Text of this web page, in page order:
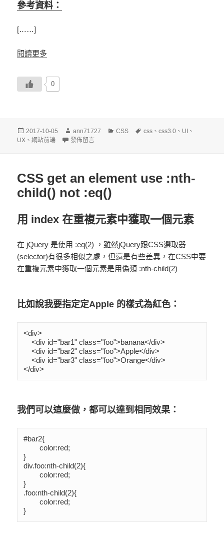
參考資料：
[……]
閱讀更多
0
發
佈
2017-10-05
作
者
ann71727
分
CSS
標
css 、css3.0 、 UI 、
UX 、網站前端 在〈CSS Calc運算〉
發佈留言
CSS get an element use :nth-
child() not :eq()
用 index 在重複元素中獲取一個元素
在 jQuery 是使用 :eq(2) ，雖然jQuery跟CSS選取器
(selector)有很多相似之處，但還是有些差異，在CSS中要
在重複元素中獲取一個元素是用偽類 :nth-child(2)
比如說我要指定定Apple 的樣式為紅色：
<div>
    <div id="bar1" class="foo">banana</div>
    <div id="bar2" class="foo">Apple</div>
    <div id="bar3" class="foo">Orange</div>
</div>
我們可以這麼做，都可以達到相同效果：
#bar2{
	color:red;
}
div.foo:nth-child(2){
	color:red;
}
.foo:nth-child(2){
	color:red;
}